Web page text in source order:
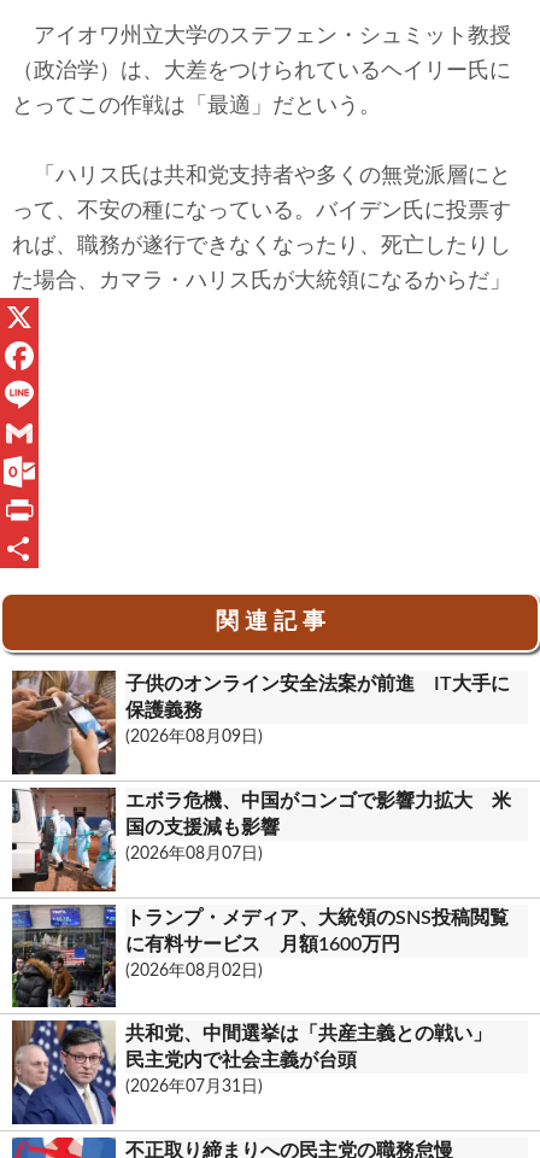
アイオワ州立大学のステフェン・シュミット教授
（政治学）は、大差をつけられているヘイリー氏に
とってこの作戦は「最適」だという。
「ハリス氏は共和党支持者や多くの無党派層にと
って、不安の種になっている。バイデン氏に投票す
れば、職務が遂行できなくなったり、死亡したりし
た場合、カマラ・ハリス氏が大統領になるからだ」
X
F
a
c
e
b
L
n
e
G
m
a
O
u
.
m
P
関 連 記 事
子供のオンライン安全法案が前進 IT大手に
保護義務
(2026年08月09日)
エボラ危機、中国がコンゴで影響力拡大 米
国の支援減も影響
(2026年08月07日)
トランプ・メディア、大統領のSNS投稿閲覧
に有料サービス 月額1600万円
(2026年08月02日)
共和党、中間選挙は「共産主義との戦い」
民主党内で社会主義が台頭
(2026年07月31日)
不正取り締まりへの民主党の職務怠慢